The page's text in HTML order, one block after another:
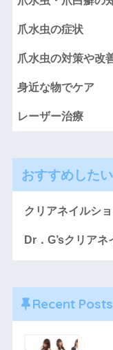
爪水虫の症状
爪水虫の対策や改
身近な物でケア
レーザー治療
おすすめした
クリアネイルショ
Dr．G’sクリアネ
Recent Posts